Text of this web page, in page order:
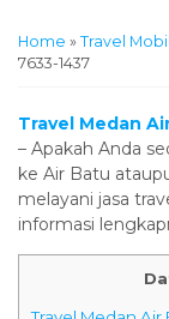
Home » Travel Mobil
7633-1437
Travel Medan
– Apakah Anda
ke Air Batu
melayani jasa
informasi